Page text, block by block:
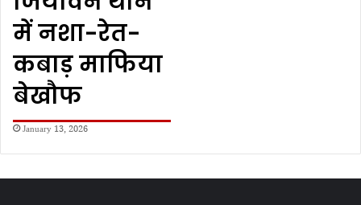
में नशा-रेत-
कबाड़ माफिया
बेखौफ
January 13, 2026